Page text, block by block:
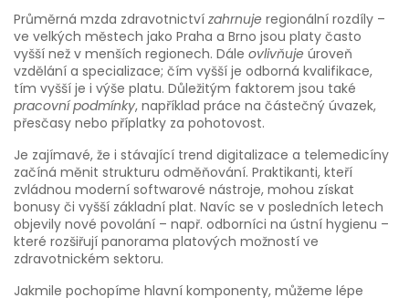
Průměrná mzda zdravotnictví zahrnuje regionální rozdíly –
ve velkých městech jako Praha a Brno jsou platy často
vyšší než v menších regionech. Dále ovlivňuje úroveň
vzdělání a specializace; čím vyšší je odborná kvalifikace,
tím vyšší je i výše platu. Důležitým faktorem jsou také
pracovní podmínky, například práce na částečný úvazek,
přesčasy nebo příplatky za pohotovost.
Je zajímavé, že i stávající trend digitalizace a telemedicíny
začíná měnit strukturu odměňování. Praktikanti, kteří
zvládnou moderní softwarové nástroje, mohou získat
bonusy či vyšší základní plat. Navíc se v posledních letech
objevily nové povolání – např. odborníci na ústní hygienu –
které rozšiřují panorama platových možností ve
zdravotnickém sektoru.
Jakmile pochopíme hlavní komponenty, můžeme lépe